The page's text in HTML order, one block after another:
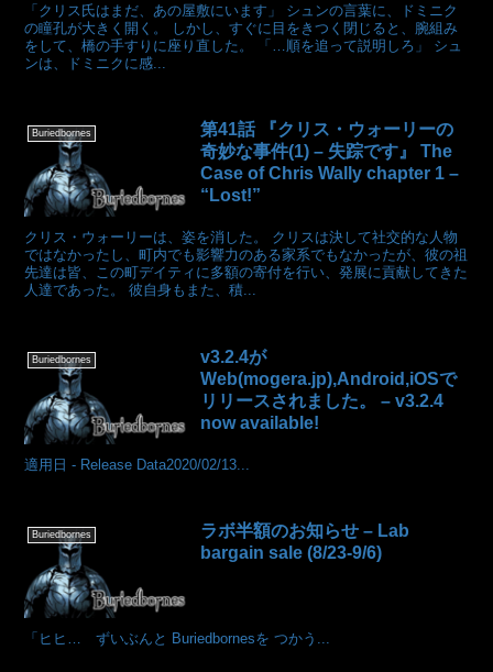
「クリス氏はまだ、あの屋敷にいます」 シュンの言葉に、ドミニク
の瞳孔が大きく開く。 しかし、すぐに目をきつく閉じると、腕組み
をして、橋の手すりに座り直した。 「…順を追って説明しろ」 シュ
ンは、ドミニクに感...
Buriedbornes
第41話 『クリス・ウォーリーの
奇妙な事件(1) – 失踪です』 The
Case of Chris Wally chapter 1 –
“Lost!”
クリス・ウォーリーは、姿を消した。 クリスは決して社交的な人物
ではなかったし、町内でも影響力のある家系でもなかったが、彼の祖
先達は皆、この町デイティに多額の寄付を行い、発展に貢献してきた
人達であった。 彼自身もまた、積...
Buriedbornes
v3.2.4が
Web(mogera.jp),Android,iOSで
リリースされました。 – v3.2.4
now available!
適用日 - Release Data2020/02/13...
Buriedbornes
ラボ半額のお知らせ – Lab
bargain sale (8/23-9/6)
「ヒヒ… ずいぶんと Buriedbornesを つかう...